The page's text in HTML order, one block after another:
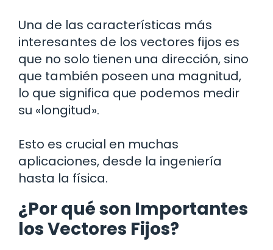
Una de las características más
interesantes de los vectores fijos es
que no solo tienen una dirección, sino
que también poseen una magnitud,
lo que significa que podemos medir
su «longitud».
Esto es crucial en muchas
aplicaciones, desde la ingeniería
hasta la física.
¿Por qué son Importantes
los Vectores Fijos?